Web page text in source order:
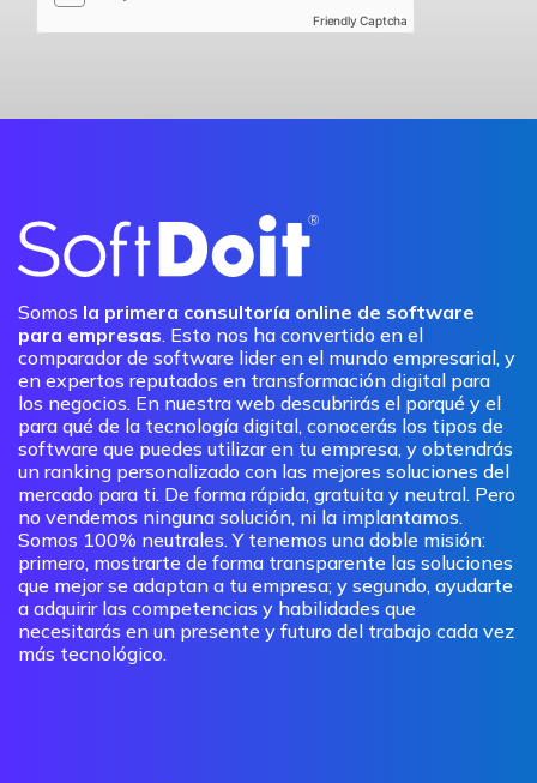
Friendly Captcha
Somos la primera consultoría online de software
para empresas. Esto nos ha convertido en el
comparador de software lider en el mundo empresarial, y
en expertos reputados en transformación digital para
los negocios. En nuestra web descubrirás el porqué y el
para qué de la tecnología digital, conocerás los tipos de
software que puedes utilizar en tu empresa, y obtendrás
un ranking personalizado con las mejores soluciones del
mercado para ti. De forma rápida, gratuita y neutral. Pero
no vendemos ninguna solución, ni la implantamos.
Somos 100% neutrales. Y tenemos una doble misión:
primero, mostrarte de forma transparente las soluciones
que mejor se adaptan a tu empresa; y segundo, ayudarte
a adquirir las competencias y habilidades que
necesitarás en un presente y futuro del trabajo cada vez
más tecnológico.